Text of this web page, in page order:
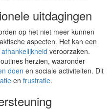
uitdagingen
op het niet meer kunnen
aspecten. Het kan een
afhankelijkheid veroorzaken.
herzien, waaronder
doen en sociale activiteiten. Dit
en frustratie.